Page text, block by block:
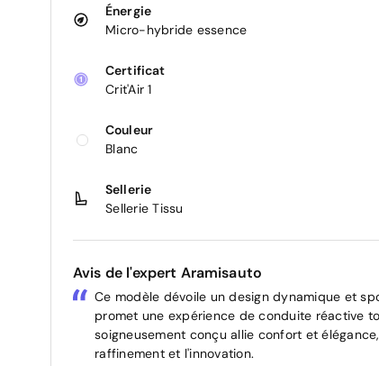
Énergie
Micro-hybride essence
Certificat
Crit'Air 1
Couleur
Blanc
Sellerie
Sellerie Tissu
Avis de l'expert Aramisauto
Ce modèle dévoile un design dynamique et
promet une expérience de conduite réactive
soigneusement conçu allie confort et
raffinement et l'innovation.